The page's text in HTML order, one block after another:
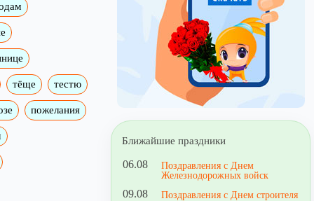
тёще тестю
пожелания
Ближайшие праздники
06.08
Поздравления с Днем
Железнодорожных войск
09.08
Поздравления с Днем строителя